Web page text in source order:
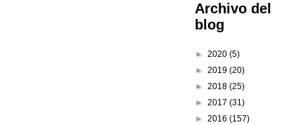
Archivo del
blog
► 2020 (5)
► 2019 (20)
► 2018 (25)
► 2017 (31)
► 2016 (157)